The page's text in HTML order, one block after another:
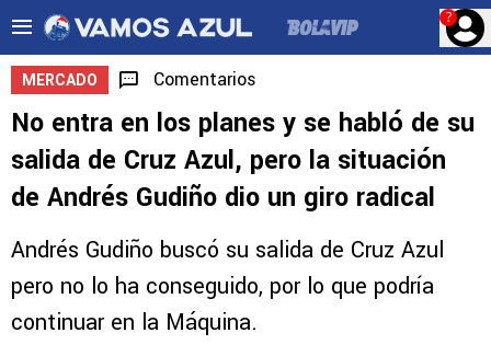
?
MERCADO Comentarios
No entra en los planes y se habló de su
salida de Cruz Azul, pero la situación
de Andrés Gudiño dio un giro radical
Andrés Gudiño buscó su salida de Cruz Azul
pero no lo ha conseguido, por lo que podría
continuar en la Máquina.